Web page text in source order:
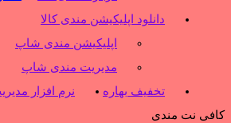
دانلود اپلیکیشن مندی کالا
اپلیکیشن مندی شاپ
مدیریت مندی شاپ
تخفیف بهاره
نرم افزار
کافی نت مندی